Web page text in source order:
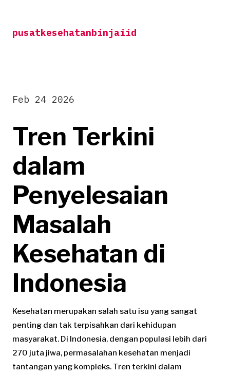
contentpusatkesehatanbinjaiid
Tren Terkini
dalam
Penyelesaian
Masalah
Kesehatan di
Indonesia
Feb 24 2026
Kesehatan merupakan salah satu isu yang sangat
penting dan tak terpisahkan dari kehidupan
masyarakat. Di Indonesia, dengan populasi lebih dari
270 juta jiwa, permasalahan kesehatan menjadi
tantangan yang kompleks. Tren terkini dalam